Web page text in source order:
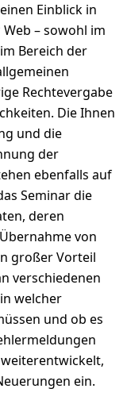
Einblick in
– sowohl im
Bereich der
Rechtevergabe
Die Ihnen
und die
der
ebenfalls auf
Seminar die
deren
von
großer Vorteil
verschiedenen
welcher
und ob es
ein.